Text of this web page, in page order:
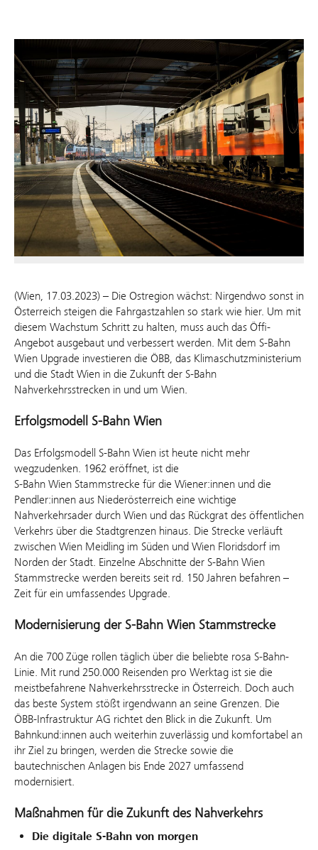
(Wien, 17.03.2023) – Die Ostregion wächst: Nirgendwo sonst in
Österreich steigen die Fahrgastzahlen so stark wie hier. Um mit
diesem Wachstum Schritt zu halten, muss auch das Öffi-
Angebot ausgebaut und verbessert werden. Mit dem S-Bahn
Wien Upgrade investieren die ÖBB, das Klimaschutzministerium
und die Stadt Wien in die Zukunft der S-Bahn
Nahverkehrsstrecken in und um Wien.
Erfolgsmodell S-Bahn Wien
Das Erfolgsmodell S-Bahn Wien ist heute nicht mehr
wegzudenken. 1962 eröffnet, ist die
S-Bahn Wien Stammstrecke für die Wiener:innen und die
Pendler:innen aus Niederösterreich eine wichtige
Nahverkehrsader durch Wien und das Rückgrat des öffentlichen
Verkehrs über die Stadtgrenzen hinaus. Die Strecke verläuft
zwischen Wien Meidling im Süden und Wien Floridsdorf im
Norden der Stadt. Einzelne Abschnitte der S-Bahn Wien
Stammstrecke werden bereits seit rd. 150 Jahren befahren –
Zeit für ein umfassendes Upgrade.
Modernisierung der S-Bahn Wien Stammstrecke
An die 700 Züge rollen täglich über die beliebte rosa S-Bahn-
Linie. Mit rund 250.000 Reisenden pro Werktag ist sie die
meistbefahrene Nahverkehrsstrecke in Österreich. Doch auch
das beste System stößt irgendwann an seine Grenzen. Die
ÖBB-Infrastruktur AG richtet den Blick in die Zukunft. Um
Bahnkund:innen auch weiterhin zuverlässig und komfortabel an
ihr Ziel zu bringen, werden die Strecke sowie die
bautechnischen Anlagen bis Ende 2027 umfassend
modernisiert.
Maßnahmen für die Zukunft des Nahverkehrs
Die digitale S-Bahn von morgen